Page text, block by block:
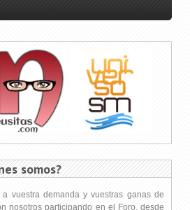
somos?
a vuestra demanda y vuestras ganas de
nosotros participando en el Foro, desde